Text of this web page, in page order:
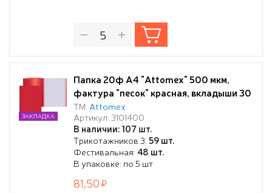
Папка 20ф А4 "Attomex" 500 мкм,
фактура "песок" красная, вкладыши 30
мкм
ТМ: Attomex
Артикул: 3101400
В наличии: 107 шт.
Трикотажников 3:59 шт.
Фестивальная: 48 шт.
В упаковке: по 5 шт
ЗАКЛАДКА
81,50